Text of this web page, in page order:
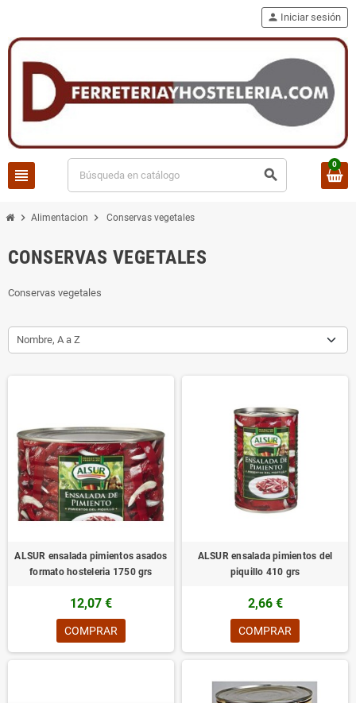
view_headline search
person Iniciar sesión
0
chevron_right Alimentacion chevron_right Conservas vegetales
CONSERVAS VEGETALES
Conservas vegetales
Nombre, A a Z
ALSUR ensalada pimientos asados
formato hosteleria 1750 grs
12,07 €
COMPRAR
ALSUR ensalada pimientos del
piquillo 410 grs
2,66 €
COMPRAR